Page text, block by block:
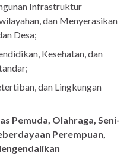
Infrastruktur
dan Menyerasikan
Desa;
Kesehatan, dan
dan Lingkungan
Pemuda, Olahraga, Seni-
Perempuan,